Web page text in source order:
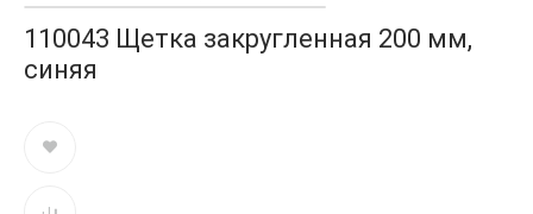
110043 Щетка закругленная 200 мм,
синяя